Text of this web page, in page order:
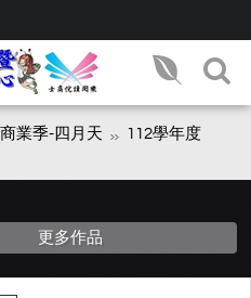
商業季-四月天
112學年度
更多作品